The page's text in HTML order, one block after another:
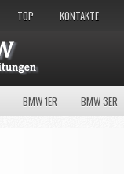
TOP KONTAKTE
BMW 1ER BMW 3ER